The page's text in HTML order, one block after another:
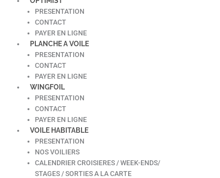
PRESENTATION
CONTACT
PAYER EN LIGNE
PLANCHE A VOILE
PRESENTATION
CONTACT
PAYER EN LIGNE
WINGFOIL
PRESENTATION
CONTACT
PAYER EN LIGNE
VOILE HABITABLE
PRESENTATION
NOS VOILIERS
CALENDRIER CROISIERES / WEEK-ENDS/
STAGES / SORTIES A LA CARTE